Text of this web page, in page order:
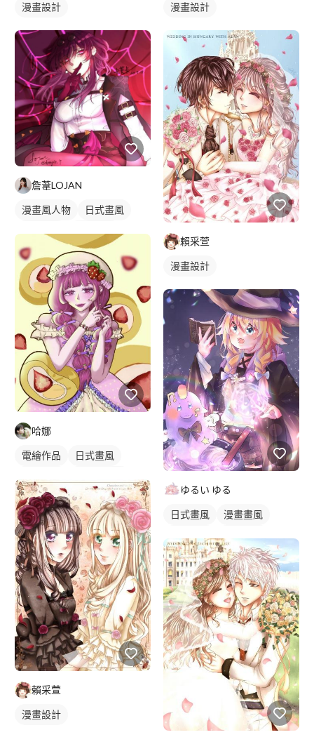
漫畫設計
詹葦LOJAN
漫畫風人物
日式畫風
繪畫風格
人物插畫
哈娜
電繪作品
日式畫風
漫畫畫風
人物插畫
賴采萱
漫畫設計
漫畫設計
賴采萱
漫畫設計
ゆるい ゆる
日式畫風
漫畫畫風
漫畫風人物
插畫
人物插畫